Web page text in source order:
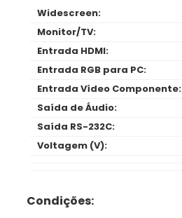
Widescreen:
Monitor/TV:
Entrada HDMI:
Entrada RGB para PC:
Entrada Vídeo Componente:
Saída de Áudio:
Saída RS-232C:
Voltagem (V):
Condições: